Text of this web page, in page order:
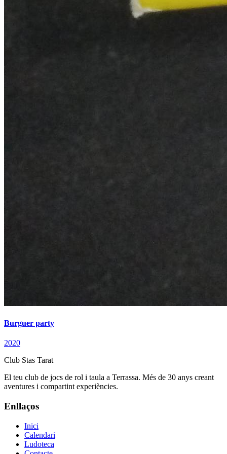
Burguer party
2020
Club Stas Tarat
El teu club de jocs de rol i taula a Terrassa. Més de 30 anys creant
aventures i compartint experiències.
Enllaços
Inici
Calendari
Ludoteca